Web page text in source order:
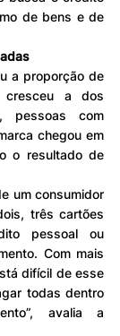
de bens e de
cresceu a dos
pessoas com
chegou em
o resultado de
três cartões
pessoal ou
Com mais
difícil de esse
todas dentro
avalia a